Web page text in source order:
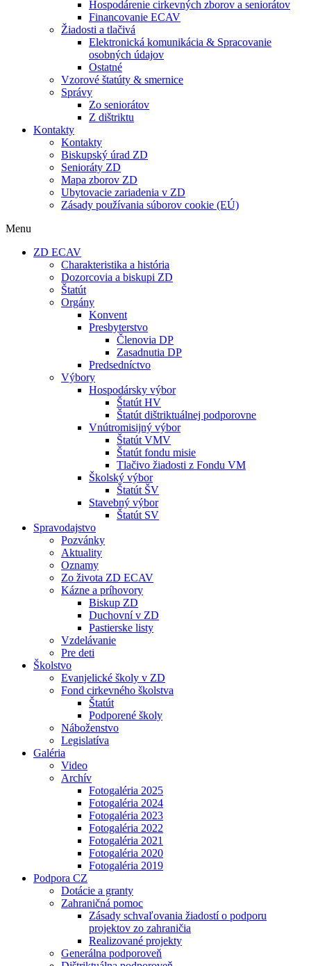
Hospodárenie cirkevných zborov a seniorátov
Financovanie ECAV
Žiadosti a tlačivá
Elektronická komunikácia & Spracovanie
osobných údajov
Ostatné
Vzorové štatúty & smernice
Správy
Zo seniorátov
Z dištriktu
Kontakty
Kontakty
Biskupský úrad ZD
Senioráty ZD
Mapa zborov ZD
Ubytovacie zariadenia v ZD
Zásady používania súborov cookie (EÚ)
Menu
ZD ECAV
Charakteristika a história
Dozorcovia a biskupi ZD
Štatút
Orgány
Konvent
Presbyterstvo
Členovia DP
Zasadnutia DP
Predsedníctvo
Výbory
Hospodársky výbor
Štatút HV
Štatút dištriktuálnej podporovne
Vnútromisijný výbor
Štatút VMV
Štatút fondu misie
Tlačivo žiadosti z Fondu VM
Školský výbor
Štatút ŠV
Stavebný výbor
Štatút SV
Spravodajstvo
Pozvánky
Aktuality
Oznamy
Zo života ZD ECAV
Kázne a príhovory
Biskup ZD
Duchovní v ZD
Pastierske listy
Vzdelávanie
Pre deti
Školstvo
Evanjelické školy v ZD
Fond cirkevného školstva
Štatút
Podporené školy
Náboženstvo
Legislatíva
Galéria
Video
Archív
Fotogaléria 2025
Fotogaléria 2024
Fotogaléria 2023
Fotogaléria 2022
Fotogaléria 2021
Fotogaléria 2020
Fotogaléria 2019
Podpora CZ
Dotácie a granty
Zahraničná pomoc
Zásady schvaľovania žiadostí o podporu
projektov zo zahraničia
Realizované projekty
Generálna podporoveň